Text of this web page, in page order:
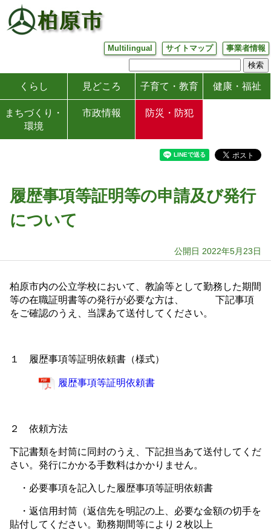
Multilingual サイトマップ 事業者情報
くらし 見どころ 子育て・教育 健康・福祉
まちづくり・
環境
市政情報 防災・防犯
履歴事項等証明等の申請及び発行
について
公開日 2022年5月23日
柏原市内の公立学校において、教諭等として勤務した期間
等の在職証明書等の発行が必要な方は、 下記事項
をご確認のうえ、当課あて送付してください。
１ 履歴事項等証明依頼書（様式）
履歴事項等証明依頼書
２ 依頼方法
下記書類を封筒に同封のうえ、下記担当あて送付してくだ
さい。発行にかかる手数料はかかりません。
・必要事項を記入した履歴事項等証明依頼書
・返信用封筒（返信先を明記の上、必要な金額の切手を
貼付してください。勤務期間等により２枚以上